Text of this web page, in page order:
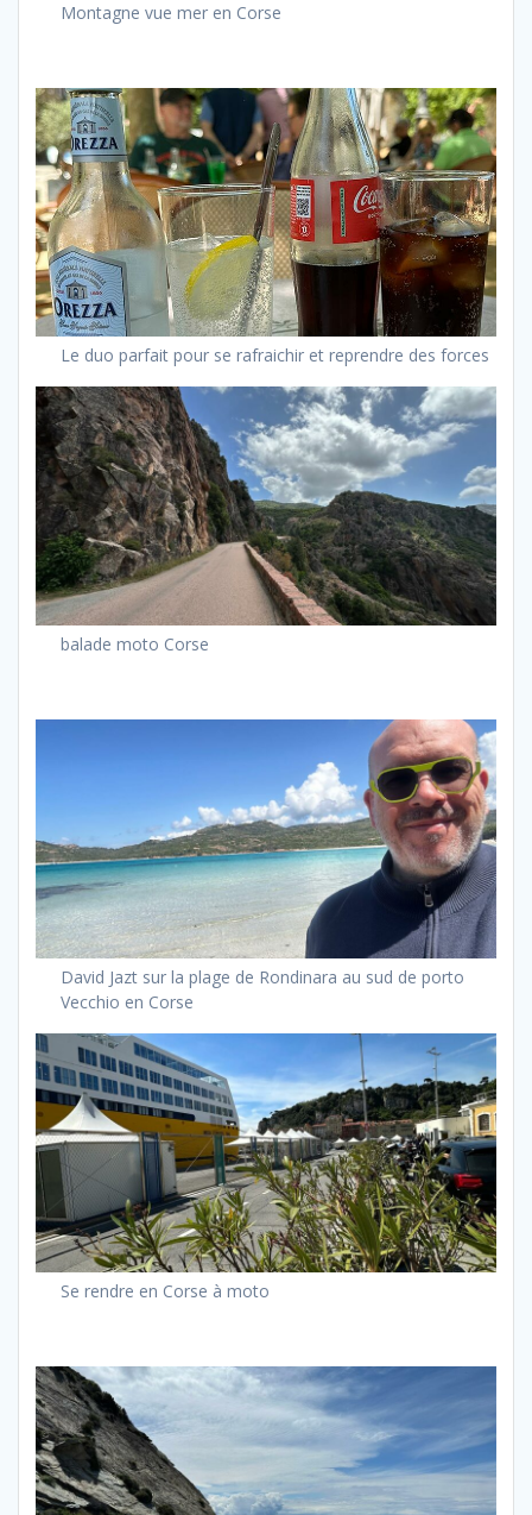
Montagne vue mer en Corse
Le duo parfait pour se rafraichir et reprendre des forces
balade moto Corse
David Jazt sur la plage de Rondinara au sud de porto
Vecchio en Corse
Se rendre en Corse à moto